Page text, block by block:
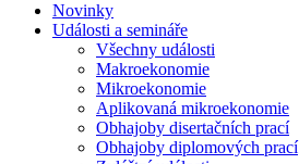
Novinky
Události a semináře
Všechny události
Makroekonomie
Mikroekonomie
Aplikovaná mikroekonomie
Obhajoby disertačních prací
Obhajoby diplomových prací